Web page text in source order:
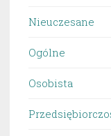
Nieuczesane
Ogólne
Osobista